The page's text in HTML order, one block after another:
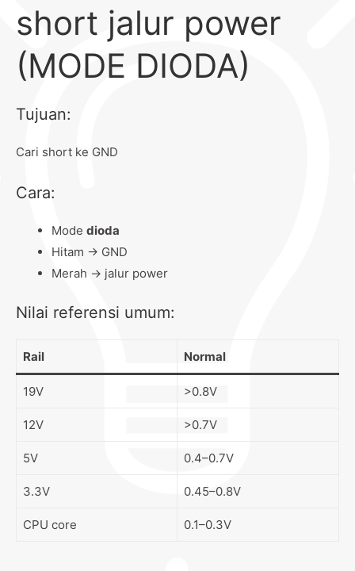
short jalur power
(MODE DIODA)
Tujuan:
Cari short ke GND
Cara:
Mode dioda
Hitam → GND
Merah → jalur power
Nilai referensi umum:
Rail Normal
19V >0.8V
12V >0.7V
5V 0.4–0.7V
3.3V 0.45–0.8V
CPU core 0.1–0.3V